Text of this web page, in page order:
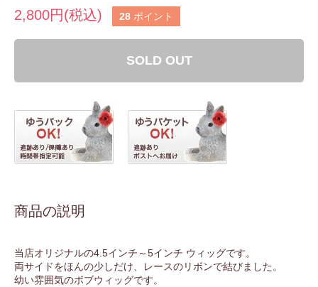
2,800円(税込)
28 ポイント
SOLD OUT
商品の説明
当店オリジナルの4.5インチ～5インチ ウィッグです。
両サイドをほんの少しだけ、レースのリボンで結びました。
幼い雰囲気のボブウィッグです。